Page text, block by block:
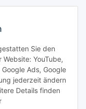
Sie den
YouTube,
Ads, Google
jederzeit ändern
Details finden